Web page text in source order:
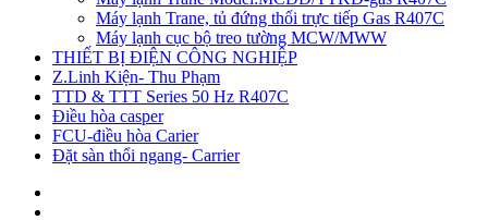
Máy lạnh Trane, tủ đứng thổi trực tiếp Gas R407C
Máy lạnh cục bộ treo tường MCW/MWW
THIẾT BỊ ĐIỆN CÔNG NGHIỆP
Z.Linh Kiện- Thu Phạm
TTD & TTT Series 50 Hz R407C
Điều hòa casper
FCU-điều hòa Carier
Đặt sàn thổi ngang- Carrier